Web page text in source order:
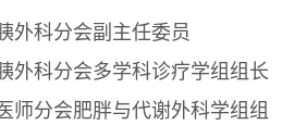
外科分会副主任委员
外科分会多学科诊疗学组组长
师分会肥胖与代谢外科学组组